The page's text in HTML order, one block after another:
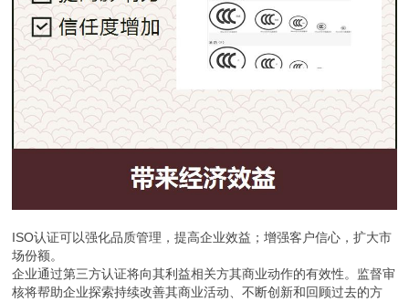
ISO认证可以强化品质管理，提高企业效益；增强客户信心，扩大市
场份额。
企业通过第三方认证将向其利益相关方其商业动作的有效性。监督审
核将帮助企业探索持续改善其商业活动、不断创新和回顾过去的方